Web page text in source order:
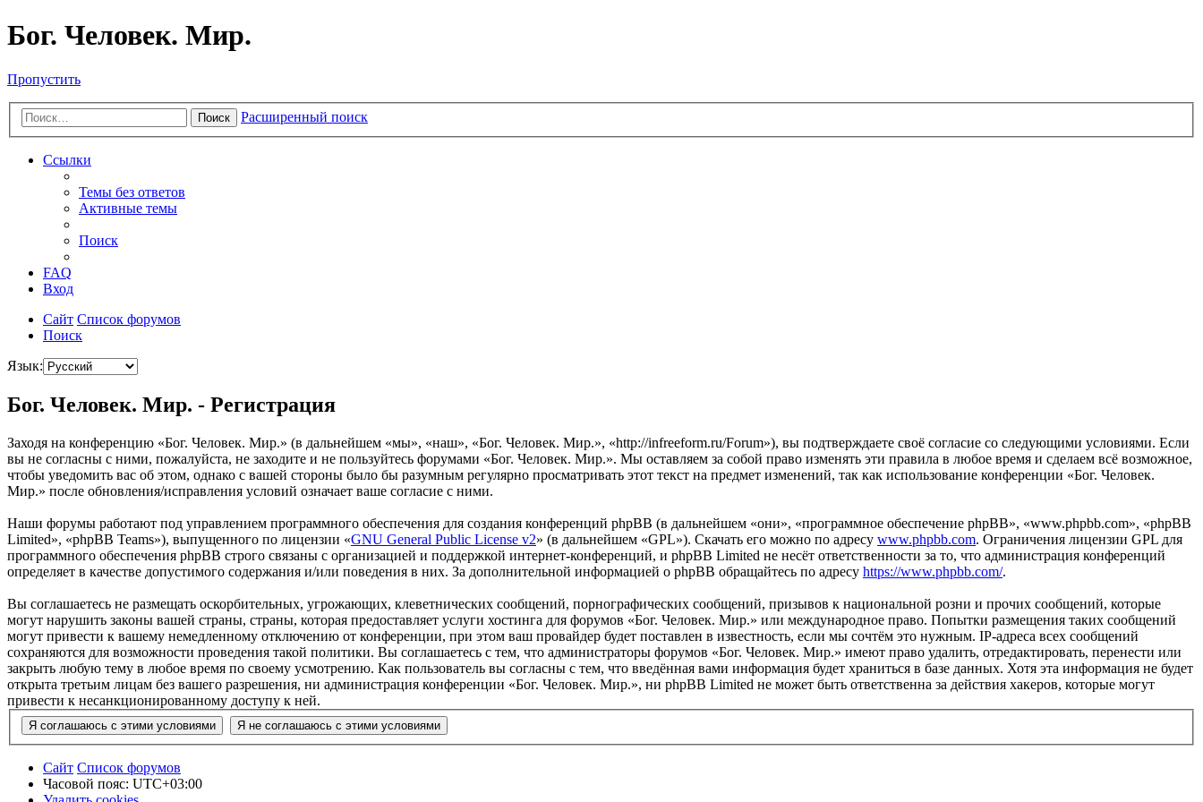
Бог. Человек. Мир.
Пропустить
Поиск Расширенный поиск
Ссылки
Темы без ответов
Активные темы
Поиск
FAQ
Вход
Сайт Список форумов
Поиск
Язык:
Бог. Человек. Мир. - Регистрация
Заходя на конференцию «Бог. Человек. Мир.» (в дальнейшем «мы», «наш», «Бог. Человек. Мир.», «http://infreeform.ru/Forum»), вы подтверждаете своё согласие со следующими условиями. Если
вы не согласны с ними, пожалуйста, не заходите и не пользуйтесь форумами «Бог. Человек. Мир.». Мы оставляем за собой право изменять эти правила в любое время и сделаем всё возможное,
чтобы уведомить вас об этом, однако с вашей стороны было бы разумным регулярно просматривать этот текст на предмет изменений, так как использование конференции «Бог. Человек.
Мир.» после обновления/исправления условий означает ваше согласие с ними.
Наши форумы работают под управлением программного обеспечения для создания конференций phpBB (в дальнейшем «они», «программное обеспечение phpBB», «www.phpbb.com», «phpBB
Limited», «phpBB Teams»), выпущенного по лицензии «GNU General Public License v2» (в дальнейшем «GPL»). Скачать его можно по адресу www.phpbb.com. Ограничения лицензии GPL для
программного обеспечения phpBB строго связаны с организацией и поддержкой интернет-конференций, и phpBB Limited не несёт ответственности за то, что администрация конференций
определяет в качестве допустимого содержания и/или поведения в них. За дополнительной информацией о phpBB обращайтесь по адресу https://www.phpbb.com/.
Вы соглашаетесь не размещать оскорбительных, угрожающих, клеветнических сообщений, порнографических сообщений, призывов к национальной розни и прочих сообщений, которые
могут нарушить законы вашей страны, страны, которая предоставляет услуги хостинга для форумов «Бог. Человек. Мир.» или международное право. Попытки размещения таких сообщений
могут привести к вашему немедленному отключению от конференции, при этом ваш провайдер будет поставлен в известность, если мы сочтём это нужным. IP-адреса всех сообщений
сохраняются для возможности проведения такой политики. Вы соглашаетесь с тем, что администраторы форумов «Бог. Человек. Мир.» имеют право удалить, отредактировать, перенести или
закрыть любую тему в любое время по своему усмотрению. Как пользователь вы согласны с тем, что введённая вами информация будет храниться в базе данных. Хотя эта информация не будет
открыта третьим лицам без вашего разрешения, ни администрация конференции «Бог. Человек. Мир.», ни phpBB Limited не может быть ответственна за действия хакеров, которые могут
привести к несанкционированному доступу к ней.
Сайт Список форумов
Часовой пояс: UTC+03:00